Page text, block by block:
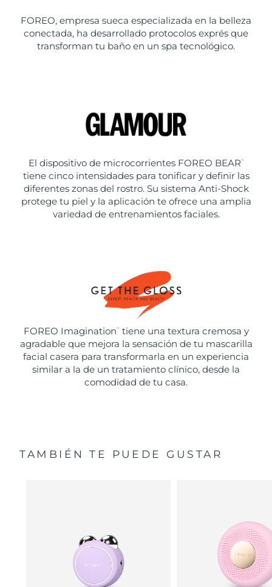
FOREO, empresa sueca especializada en la belleza
conectada, ha desarrollado protocolos exprés que
transforman tu baño en un spa tecnológico.
El dispositivo de microcorrientes FOREO BEAR ™
tiene cinco intensidades para tonificar y definir las
diferentes zonas del rostro. Su sistema Anti-Shock
protege tu piel y la aplicación te ofrece una amplia
variedad de entrenamientos faciales.
FOREO Imagination ™
tiene una textura cremosa y
agradable que mejora la sensación de tu mascarilla
facial casera para transformarla en un experiencia
similar a la de un tratamiento clínico, desde la
comodidad de tu casa.
TAMBIÉN TE PUEDE GUSTAR